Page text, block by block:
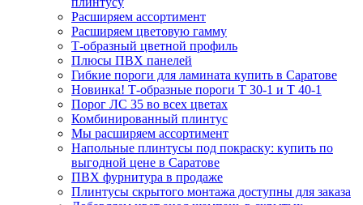
Расширяем ассортимент
Расширяем цветовую гамму
Т-образный цветной профиль
Плюсы ПВХ панелей
Гибкие пороги для ламината купить в Саратове
Новинка! Т-образные пороги Т 30-1 и Т 40-1
Порог ЛС 35 во всех цветах
Комбинированный плинтус
Мы расширяем ассортимент
Напольные плинтусы под покраску: купить по
выгодной цене в Саратове
ПВХ фурнитура в продаже
Плинтусы скрытого монтажа доступны для заказа